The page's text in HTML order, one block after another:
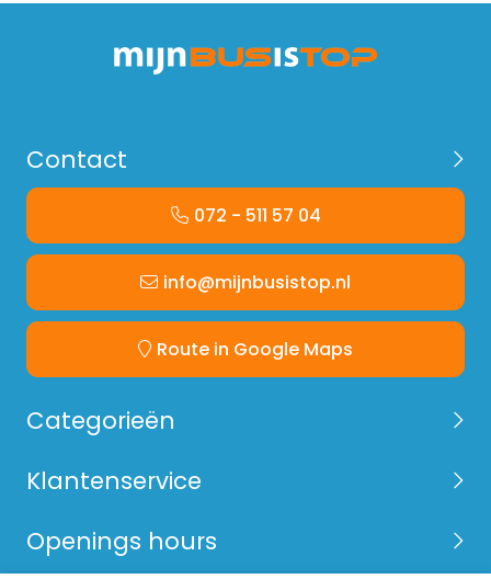
Contact
072 - 511 57 04
info@mijnbusistop.nl
Route in Google Maps
Categorieën
Klantenservice
Openings hours